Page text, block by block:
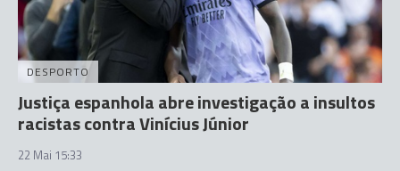
DESPORTO
Justiça espanhola abre investigação a insultos
racistas contra Vinícius Júnior
22 Mai 15:33